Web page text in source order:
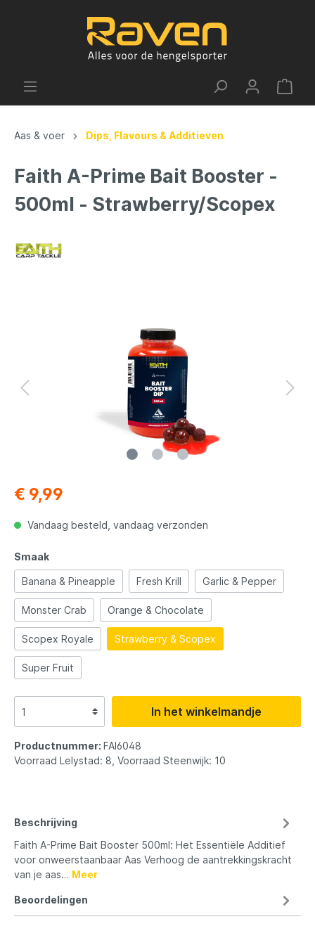
Aas & voer Dips, Flavours & Additieven
Faith A-Prime Bait Booster -
500ml - Strawberry/Scopex
€ 9,99
Vandaag besteld, vandaag verzonden
Smaak
Banana & Pineapple Fresh Krill Garlic & Pepper
Monster Crab Orange & Chocolate
Scopex Royale Strawberry & Scopex
Super Fruit
In het winkelmandje
Productnummer: FAI6048
Voorraad Lelystad: 8, Voorraad Steenwijk: 10
Beschrijving
Faith A-Prime Bait Booster 500ml: Het Essentiële Additief
voor onweerstaanbaar Aas Verhoog de aantrekkingskracht
van je aas… Meer
Beoordelingen